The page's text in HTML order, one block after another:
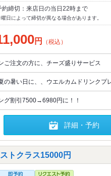
約締切：来店日の当日22時まで
日によって締切が異なる場合があります。
円 （税込）
ご注文の方に、チーズ盛りサービス
の暑い日に、、ウエルカムドリンクプ
グ割引7500→6980円に！！
詳細・予約
トクラス15000円